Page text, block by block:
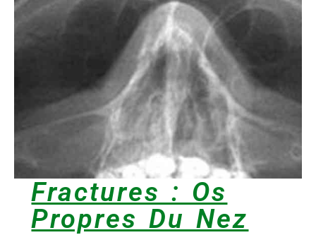
Fractures : Os
Propres Du Nez